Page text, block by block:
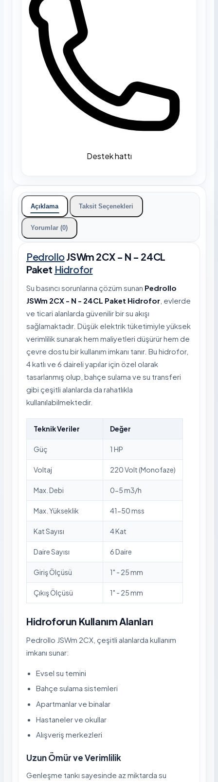
Destek hattı
Açıklama Taksit Seçenekleri
Yorumlar (0)
PedrolloJSWm 2CX - N - 24CL
Paket Hidrofor
Su basıncı sorunlarına çözüm sunan Pedrollo
JSWm 2CX - N - 24CL Paket Hidrofor , evlerde
ve ticari alanlarda güvenilir bir su akışı
sağlamaktadır. Düşük elektrik tüketimiyle yüksek
verimlilik sunarak hem maliyetleri düşürür hem de
çevre dostu bir kullanım imkanı tanır. Bu hidrofor,
4 katlı ve 6 daireli yapılar için özel olarak
tasarlanmış olup, bahçe sulama ve su transferi
gibi çeşitli alanlarda da rahatlıkla
kullanılabilmektedir.
Teknik Veriler Değer
Güç 1 HP
Voltaj 220 Volt (Monofaze)
Max. Debi 0-5 m3/h
Max. Yükseklik 41-50 mss
Kat Sayısı 4 Kat
Daire Sayısı 6 Daire
Giriş Ölçüsü 1" - 25 mm
Çıkış Ölçüsü 1" - 25 mm
Hidroforun Kullanım Alanları
Pedrollo JSWm 2CX, çeşitli alanlarda kullanım
imkanı sunar:
Evsel su temini
Bahçe sulama sistemleri
Apartmanlar ve binalar
Hastaneler ve okullar
Alışveriş merkezleri
Uzun Ömür ve Verimlilik
Genleşme tankı sayesinde az miktarda su